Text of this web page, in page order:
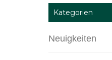
Kategorien
Neuigkeiten